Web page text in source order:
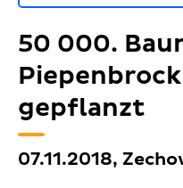
50 000.
gepflanzt
07.11.2018,